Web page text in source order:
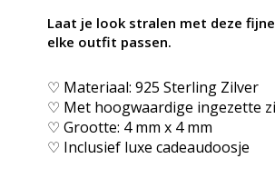
Laat je look stralen met deze
elke outfit passen.
♡ Materiaal: 925 Sterling Zilver
♡ Met hoogwaardige ingezette
♡ Grootte: 4 mm x 4 mm
♡ Inclusief luxe cadeaudoosje